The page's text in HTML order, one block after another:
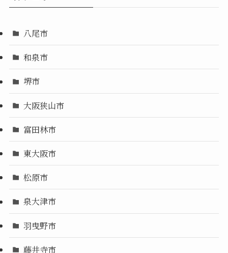
八尾市
和泉市
堺市
大阪狭山市
富田林市
東大阪市
松原市
泉大津市
羽曳野市
藤井寺市